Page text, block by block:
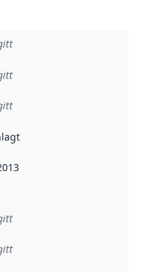
når dataene i dette